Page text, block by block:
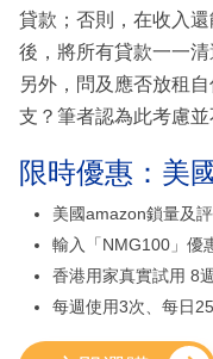
貸款；否則，在收入
後，將所有貸款一一清
另外，問及應否放租
支？筆者認為此考慮並
限時優惠：美
美國amazon鎖量及
輸入「NMG100」優
香港用家真實試用 8
每週使用3次、每日